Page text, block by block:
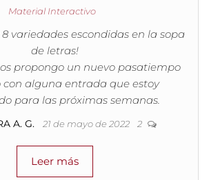
Material Interactivo
variedades escondidas en la sopa
de letras!
propongo un nuevo pasatiempo
con alguna entrada que estoy
para las próximas semanas.
A. G. 21 de mayo de 2022 2
Leer más